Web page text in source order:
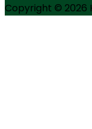
Copyright © 2026